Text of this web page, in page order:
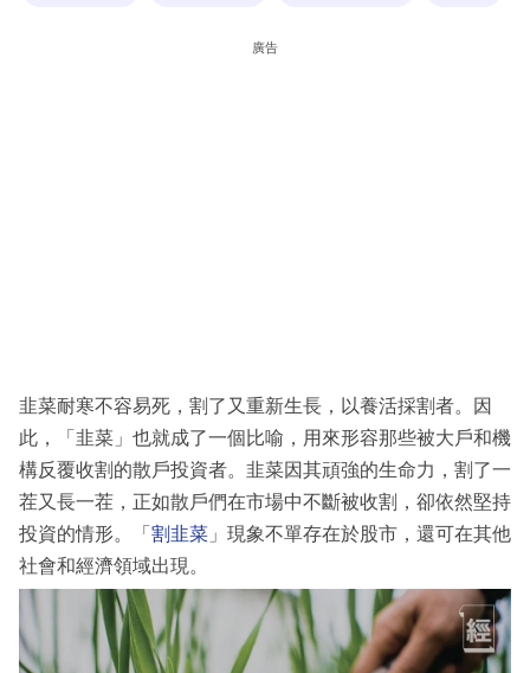
閱
專
區
廣告
韭菜耐寒不容易死，割了又重新生長，以養活採割者。因
此，「韭菜」也就成了一個比喻，用來形容那些被大戶和機
構反覆收割的散戶投資者。韭菜因其頑強的生命力，割了一
茬又長一茬，正如散戶們在市場中不斷被收割，卻依然堅持
投資的情形。「 割韭菜 」現象不單存在於股市，還可在其他
社會和經濟領域出現。